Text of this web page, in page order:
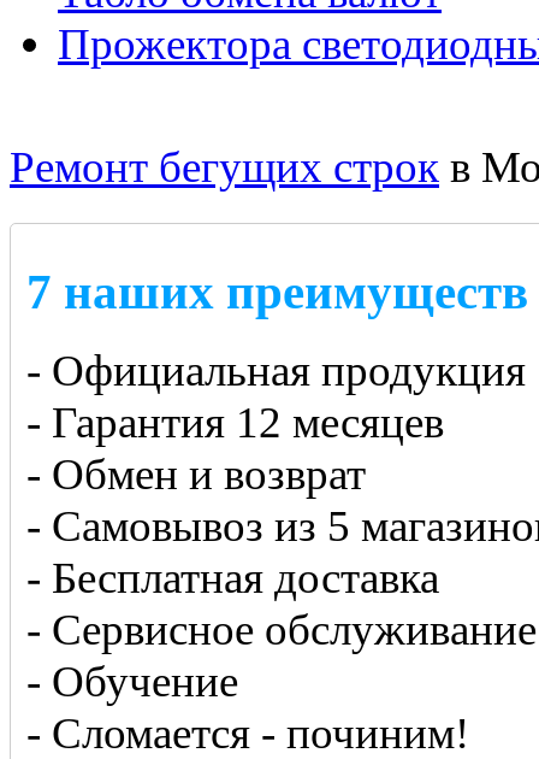
Прожектора
Ремонт бегущих строк в
7 наших преимуществ
- Официальная продукция
- Гарантия 12 месяцев
- Обмен и возврат
- Самовывоз из 5
- Бесплатная доставка
- Сервисное обслуживание
- Обучение
- Сломается - починим!